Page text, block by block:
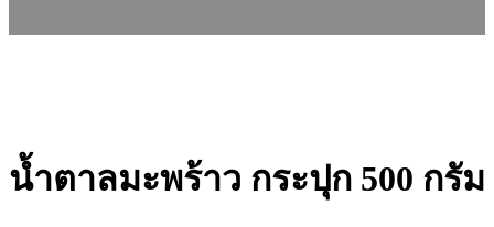
น้ำตาลมะพร้าว กระปุก 500 กรัม